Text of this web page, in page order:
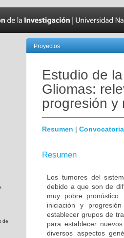
de
Proyectos
Estudio de
Gliomas:
progresión y
Resumen | Convocatoria
Resumen
Los tumores del
debido a que son de
muy pobre
iniciación y
establecer grupos de
para establecer
diversos aspectos